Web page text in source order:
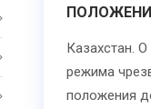
Казахстан.
режима
положения